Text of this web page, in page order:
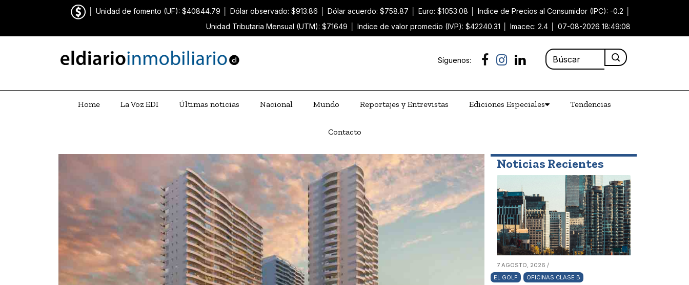
Unidad de fomento (UF): $40844.79 Dólar observado: $913.86 Dólar acuerdo: $758.87 Euro: $1053.08 Indice de Precios al Consumidor (IPC): -0.2
Unidad Tributaria Mensual (UTM): $71649
Indice de valor promedio (IVP): $42240.31 Imacec: 2.4 07-08-2026 18:49:08
Síguenos:
Home La Voz EDI Últimas noticias Nacional Mundo Reportajes y Entrevistas Ediciones Especiales Tendencias
Contacto
Noticias Recientes
7 AGOSTO, 2026 /
EL GOLF
OFICINAS CLASE B